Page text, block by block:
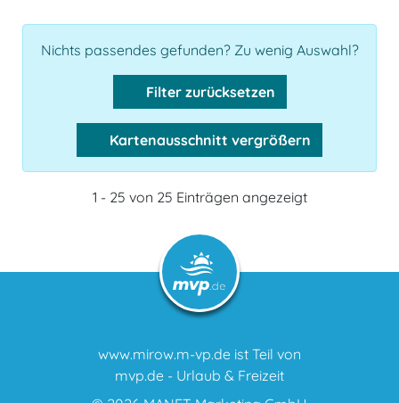
Nichts passendes gefunden? Zu wenig Auswahl?
Filter zurücksetzen
Kartenausschnitt vergrößern
1 - 25 von 25 Einträgen angezeigt
www.mirow.m-vp.de ist Teil von
mvp.de - Urlaub & Freizeit